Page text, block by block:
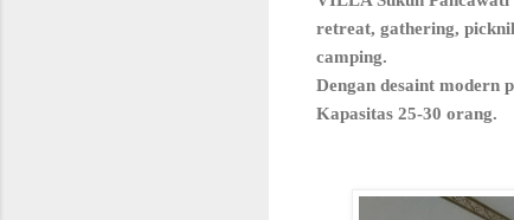
retreat, gathering,
camping.
Dengan desaint modern
Kapasitas 25-30 orang.